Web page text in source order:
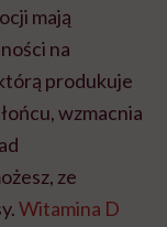
mają
na
produkuje
wzmacnia
ze
Witamina D